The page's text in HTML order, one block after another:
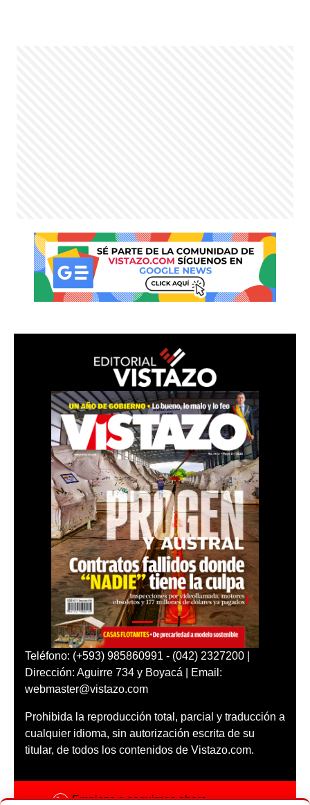
Teléfono: (+593) 985860991 - (042) 2327200 |
Dirección: Aguirre 734 y Boyacá | Email:
webmaster@vistazo.com
Prohibida la reproducción total, parcial y traducción a
cualquier idioma, sin autorización escrita de su
titular, de todos los contenidos de Vistazo.com.
Empieza a seguirnos ahora